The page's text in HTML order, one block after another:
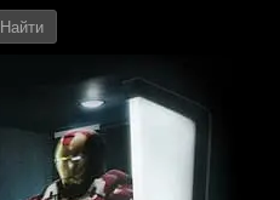
Найти